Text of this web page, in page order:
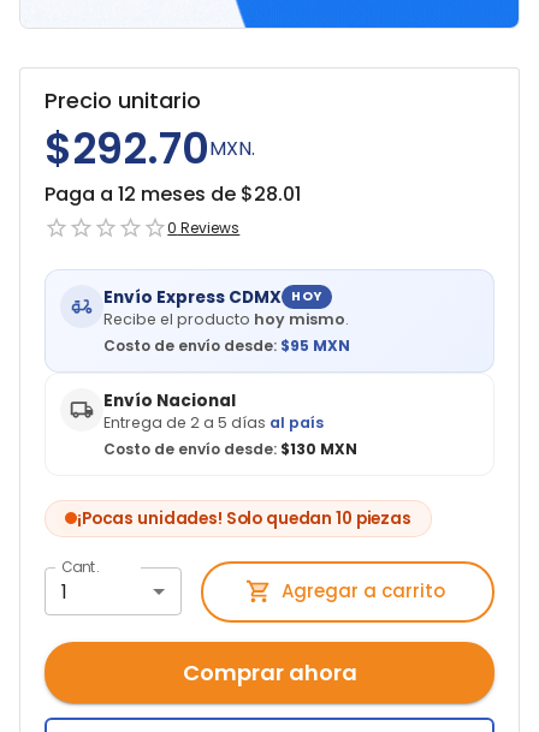
Precio unitario
$292.70MXN.
Paga a 12 meses de $28.01
0 Reviews
Envío Express CDMX HOY
Recibe el producto hoy mismo.
Costo de envío desde: $95 MXN
Envío Nacional
Entrega de 2 a 5 días al país
Costo de envío desde: $130 MXN
¡Pocas unidades! Solo quedan 10 piezas
Cant.
1 Agregar a carrito
Comprar ahora